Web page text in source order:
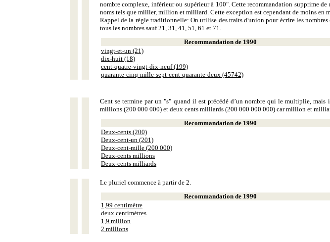
nombre complexe, inférieur ou supérieur à 100". Cette recommandation supprime
noms tels que millier, million et milliard. Cette exception est cependant de moins en
Rappel de la règle traditionnelle: On utilise des traits d'union pour écrire les
tous les nombres sauf 21, 31, 41, 51, 61 et 71.
Recommandation de 1990
vingt-et-un (21)
dix-huit (18)
cent-quatre-vingt-dix-neuf (199)
quarante-cinq-mille-sept-cent-quarante-deux (45742)
Cent se termine par un "s" quand il est précédé d’un nombre qui le multiplie,
millions (200 000 000) et deux cents milliards (200 000 000 000) car million et
Recommandation de 1990
Deux-cents (200)
Deux-cent-un (201)
Deux-cent-mille (200 000)
Deux-cents millions
Deux-cents milliards
Le pluriel commence à partir de 2.
Recommandation de 1990
1,99 centimètre
deux centimètres
1,9 million
2 millions